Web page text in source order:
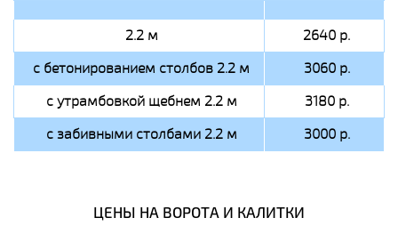
2.2 м
2640 р.
с бетонированием столбов 2.2 м
3060 р.
с утрамбовкой щебнем 2.2 м
3180 р.
с забивными столбами 2.2 м
3000 р.
ЦЕНЫ НА ВОРОТА И КАЛИТКИ